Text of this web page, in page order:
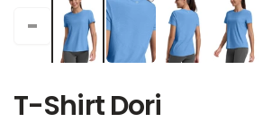
T-Shirt Dori